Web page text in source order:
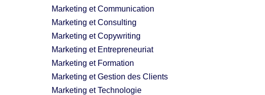
Marketing et Communication
Marketing et Consulting
Marketing et Copywriting
Marketing et Entrepreneuriat
Marketing et Formation
Marketing et Gestion des Clients
Marketing et Technologie